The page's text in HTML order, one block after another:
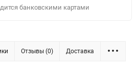
банковскими картами
Отзывы (0) Доставка